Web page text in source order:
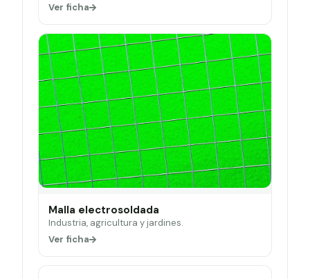
Ver ficha
Malla electrosoldada
Industria, agricultura y jardines.
Ver ficha